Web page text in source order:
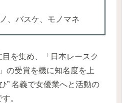
、バスケ、モノマネ
を集め、「日本レースク
の受賞を機に知名度を上
” 名義で女優業へと活動の
。